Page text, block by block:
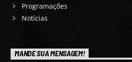
Programações
Notícias
MANDE SUA MENSAGEM!